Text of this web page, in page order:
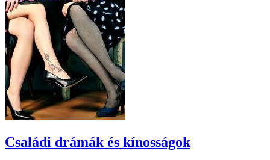
Családi drámák és kínosságok